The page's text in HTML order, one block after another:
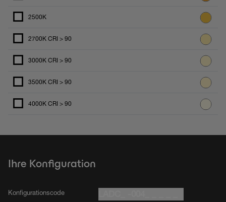
2500K
2700K CRI > 90
3000K CRI > 90
3500K CRI > 90
4000K CRI > 90
Ihre Konfiguration
Konfigurationscode